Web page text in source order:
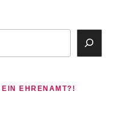
EHRENAMT?!